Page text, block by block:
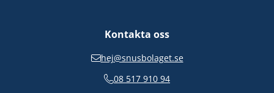
Kontakta oss
hej@snusbolaget.se
08 517 910 94